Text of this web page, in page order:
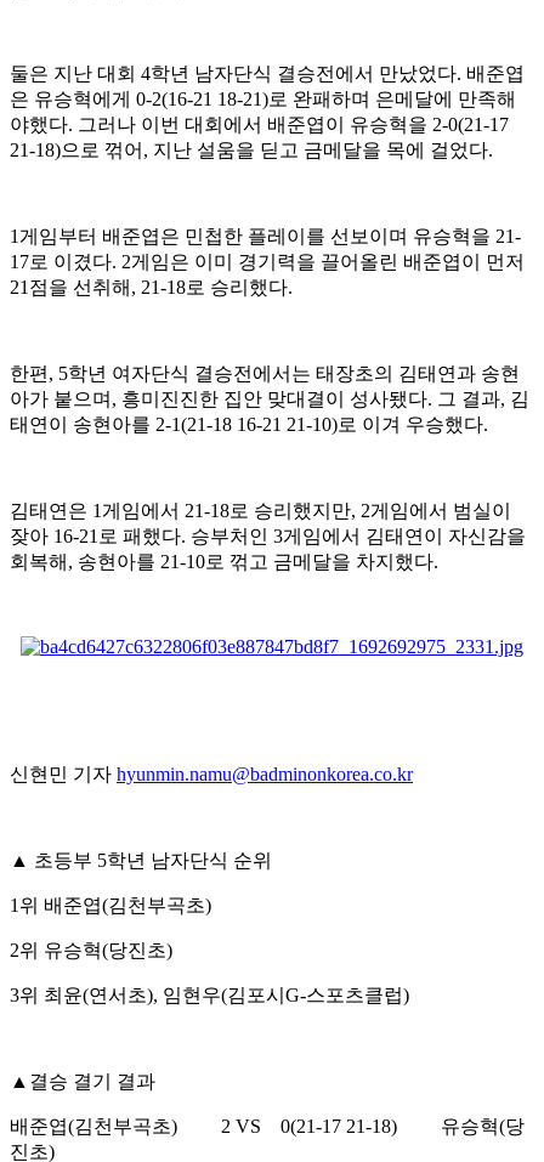
둘은 지난 대회 4학년 남자단식 결승전에서 만났었다. 배준엽
은 유승혁에게 0-2(16-21 18-21)로 완패하며 은메달에 만족해
야했다. 그러나 이번 대회에서 배준엽이 유승혁을 2-0(21-17
21-18)으로 꺾어 , 지난 설움을 딛고 금메달을 목에 걸었다.
1게임부터 배준엽은 민첩한 플레이를 선보이며 유승혁을 21-
17로 이겼다. 2게임은 이미 경기력을 끌어올린 배준엽이 먼저
21점을 선취해 , 21-18로 승리했다.
한편, 5학년 여자단식 결승전에서는 태장초의 김태연과 송현
아가 붙으며 , 흥미진진한 집안 맞대결이 성사됐다. 그 결과, 김
태연이 송현아를 2-1(21-18 16-21 21-10)로 이겨 우승했다.
김태연은 1게임에서 21-18로 승리했지만, 2게임에서 범실이
잦아 16-21로 패했다. 승부처인 3게임에서 김태연이 자신감을
회복해 , 송현아를 21-10로 꺾고 금메달을 차지했다.
신현민 기자 hyunmin.namu@badminonkorea.co.kr
▲ 초등부 5학년 남자단식 순위
1위 배준엽(김천부곡초)
2위 유승혁(당진초)
3위 최윤(연서초), 임현우(김포시 G-스포츠클럽)
▲ 결승 결기 결과
배준엽(김천부곡초) 2 VS 0(21-17 21-18) 유승혁(당
진초)